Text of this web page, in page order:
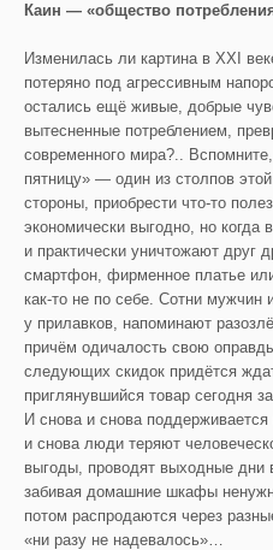
Каин — «общество
Изменилась ли картина в ХХI
потеряно под агрессивным
остались ещё живые, добрые
вытесненные потреблением,
современного мира?..
пятницу» — один из столпов
стороны, приобрести что-то
экономически выгодно, но
и практически уничтожают друг
смартфон, фирменное платье
как-то не по себе. Сотни
у прилавков, напоминают
причём одичалость свою
следующих скидок придётся
приглянувшийся товар сегодня
И снова и снова
и снова люди теряют
выгоды, проводят выходные дни
забивая домашние шкафы
потом распродаются через
«ни разу не надевалось»…